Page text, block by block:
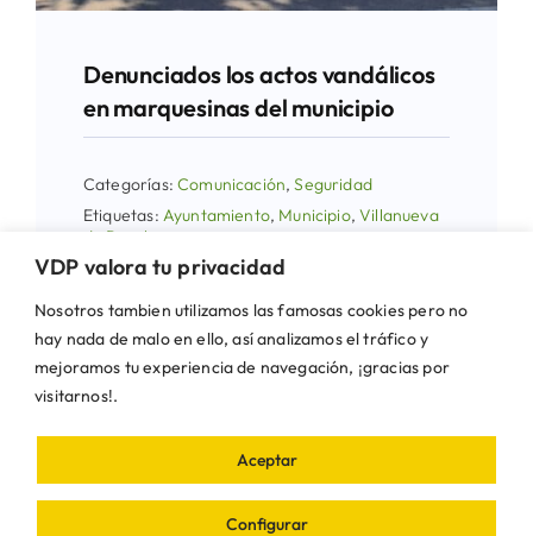
VDP valora tu privacidad
Nosotros tambien utilizamos las famosas cookies pero no
hay nada de malo en ello, así analizamos el tráfico y
mejoramos tu experiencia de navegación, ¡gracias por
visitarnos!.
Configurar
Aceptar
Denunciados los actos vandálicos
en marquesinas del municipio
Categorías:Comunicación,Seguridad
Etiquetas: Ayuntamiento, Municipio,Villanueva
de Perales